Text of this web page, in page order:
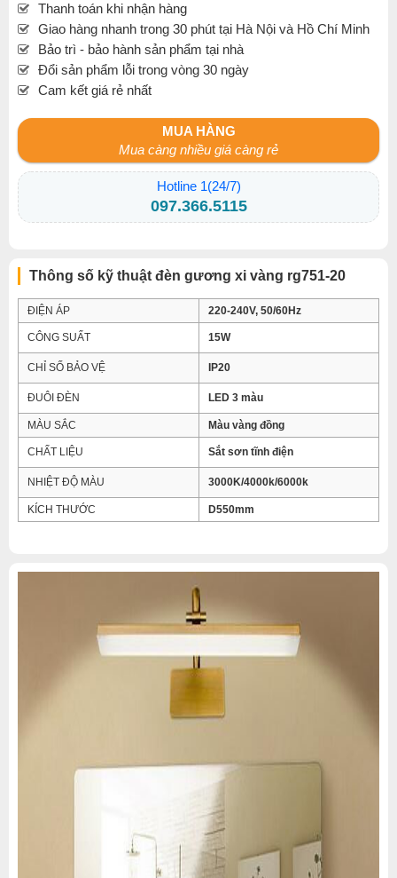
Thanh toán khi nhận hàng
Giao hàng nhanh trong 30 phút tại Hà Nội và Hồ Chí Minh
Bảo trì - bảo hành sản phẩm tại nhà
Đổi sản phẩm lỗi trong vòng 30 ngày
Cam kết giá rẻ nhất
MUA HÀNG
Mua càng nhiều giá càng rẻ
Hotline 1(24/7)
097.366.5115
Thông số kỹ thuật đèn gương xi vàng rg751-20
ĐIỆN ÁP 220-240V, 50/60Hz
CÔNG SUẤT 15W
CHỈ SỐ BẢO VỆ IP20
ĐUÔI ĐÈN LED 3 màu
MÀU SẮC Màu vàng đồng
CHẤT LIỆU Sắt sơn tĩnh điện
NHIỆT ĐỘ MÀU 3000K/4000k/6000k
KÍCH THƯỚC D550mm